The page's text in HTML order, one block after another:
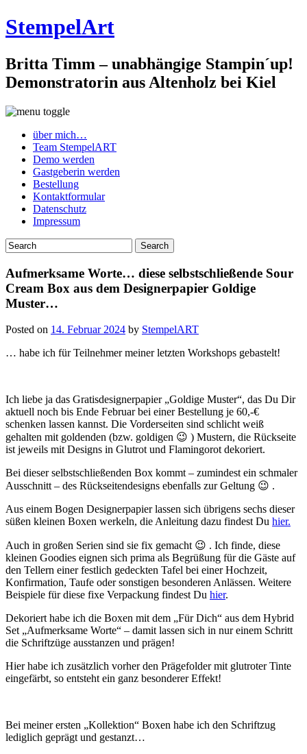
StempelArt
Britta Timm – unabhängige Stampin´up!
Demonstratorin aus Altenholz bei Kiel
über mich…
Team StempelART
Demo werden
Gastgeberin werden
Bestellung
Kontaktformular
Datenschutz
Impressum
Aufmerksame Worte… diese selbstschließende Sour
Cream Box aus dem Designerpapier Goldige
Muster…
Posted on 14. Februar 2024 by StempelART
… habe ich für Teilnehmer meiner letzten Workshops gebastelt!
Ich liebe ja das Gratisdesignerpapier „Goldige Muster“, das Du Dir
aktuell noch bis Ende Februar bei einer Bestellung je 60,-€
schenken lassen kannst. Die Vorderseiten sind schlicht weiß
gehalten mit goldenden (bzw. goldigen 😉 ) Mustern, die Rückseite
ist jeweils mit Designs in Glutrot und Flamingorot dekoriert.
Bei dieser selbstschließenden Box kommt – zumindest ein schmaler
Ausschnitt – des Rückseitendesigns ebenfalls zur Geltung 😉 .
Aus einem Bogen Designerpapier lassen sich übrigens sechs dieser
süßen kleinen Boxen werkeln, die Anleitung dazu findest Du hier.
Auch in großen Serien sind sie fix gemacht 😉 . Ich finde, diese
kleinen Goodies eignen sich prima als Begrüßung für die Gäste auf
den Tellern einer festlich gedeckten Tafel bei einer Hochzeit,
Konfirmation, Taufe oder sonstigen besonderen Anlässen. Weitere
Beispiele für diese fixe Verpackung findest Du hier.
Dekoriert habe ich die Boxen mit dem „Für Dich“ aus dem Hybrid
Set „Aufmerksame Worte“ – damit lassen sich in nur einem Schritt
die Schriftzüge ausstanzen und prägen!
Hier habe ich zusätzlich vorher den Prägefolder mit glutroter Tinte
eingefärbt, so entsteht ein ganz besonderer Effekt!
Bei meiner ersten „Kollektion“ Boxen habe ich den Schriftzug
lediglich geprägt und gestanzt…